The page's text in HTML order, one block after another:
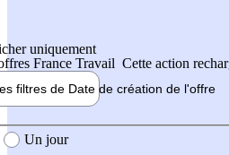
uniquement
France Travail Cette action
filtres de Date de création de l'offre
création de l'offre
Un jour